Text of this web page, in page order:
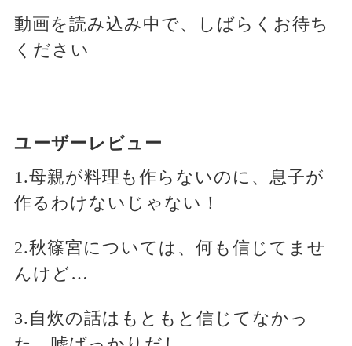
動画を読み込み中で、しばらくお待ち
ください
ユーザーレビュー
1.母親が料理も作らないのに、息子が
作るわけないじゃない！
2.秋篠宮については、何も信じてませ
んけど…
3.自炊の話はもともと信じてなかっ